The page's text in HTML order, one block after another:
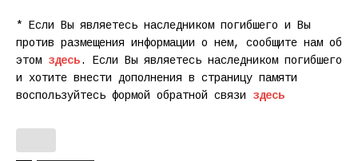
* Если Вы являетесь наследником погибшего и Вы
против размещения информации о нем, сообщите нам об
этом здесь. Если Вы являетесь наследником погибшего
и хотите внести дополнения в страницу памяти
воспользуйтесь формой обратной связи здесь